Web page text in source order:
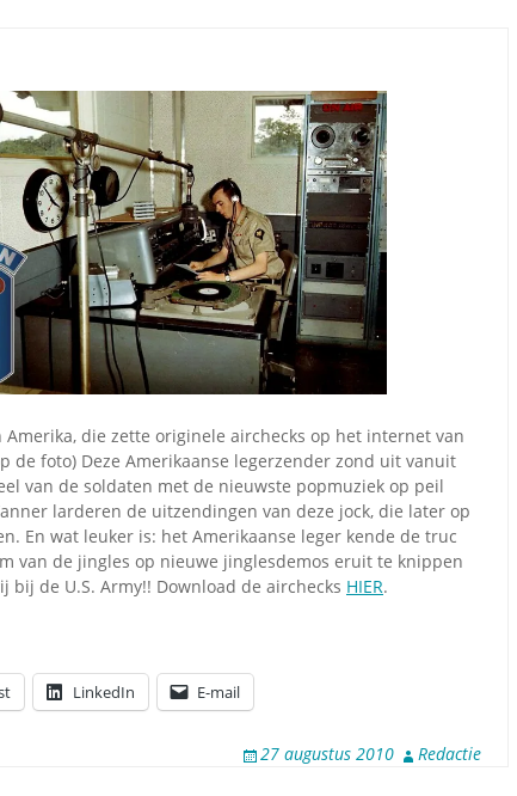
De Tourtune
Ferry Maat 65
Ferry Maat interview
Jingle Awards
Jingle NIEUW
Omroepbanden
Stoomfluit Klaas
Vaak
Uitvinding
jinglecassette
Top Format in
pictures
Dik Voormekaar in
foto’s
die zette originele airchecks op het internet van
de foto) Deze Amerikaanse legerzender zond uit vanuit
van de soldaten met de nieuwste popmuziek op peil
larderen de uitzendingen van deze jock, die later op
En wat leuker is: het Amerikaanse leger kende de truc
van de jingles op nieuwe jinglesdemos eruit te knippen
de U.S. Army!! Download de airchecks HIER.
LinkedIn E-mail
27 augustus 2010 Redactie